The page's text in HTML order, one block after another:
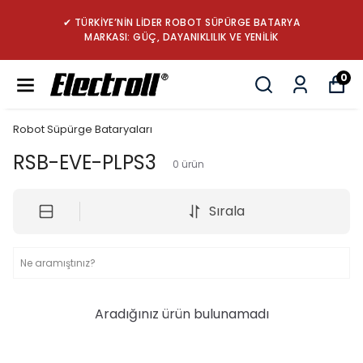
✔ TÜRKİYE’NİN LİDER ROBOT SÜPÜRGE BATARYA
MARKASI: GÜÇ, DAYANIKLILIK VE YENİLİK
0
Robot Süpürge Bataryaları
RSB-EVE-PLPS3 0 ürün
Sırala
Aradığınız ürün bulunamadı